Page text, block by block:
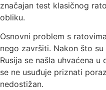
značajan test klasičnog
obliku.
Osnovni problem s
nego završiti. Nakon što
Rusija se našla uhvaćena
se ne usuđuje priznati
nedostižan.